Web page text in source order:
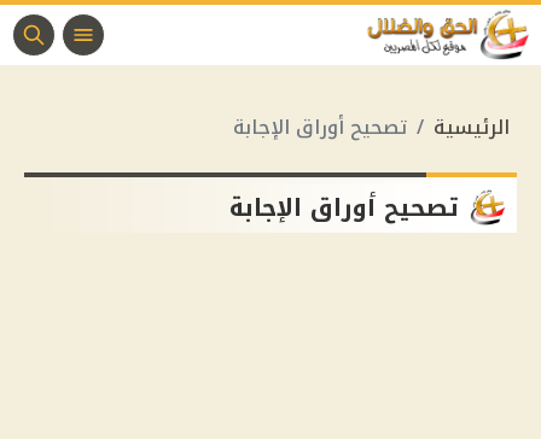
الرئيسية تصحيح أوراق الإجابة
تصحيح أوراق الإجابة